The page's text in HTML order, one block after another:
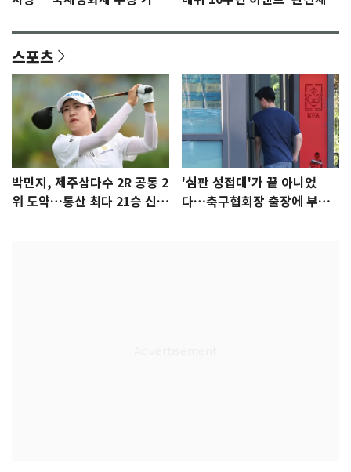
스포츠
박민지, 제주삼다수 2R 공동 2
위 도약…통산 최다 21승 신기
'심판 성접대'가 끝 아니었
다…축구협회장 출장에 부인